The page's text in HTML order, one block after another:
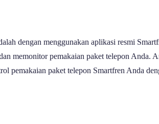
dengan menggunakan aplikasi resmi
memonitor pemakaian paket telepon Anda.
pemakaian paket telepon Smartfren Anda